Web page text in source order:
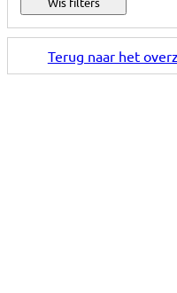
Terug naar het